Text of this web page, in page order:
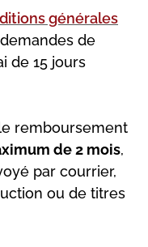
générales
de
de 15 jours
remboursement
de 2 mois,
par courrier,
ou de titres